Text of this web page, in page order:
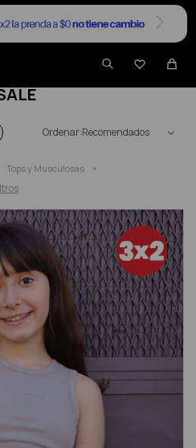

ADOLESCENTE EN
Recomendados
Tops y Musculosas